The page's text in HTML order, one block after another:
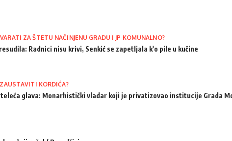
ZA ŠTETU NAČINJENU GRADU I JP KOMUNALNO?
Radnici nisu krivi, Senkić se zapetljala k'o pile u kučine
KORDIĆA?
teleća glava: Monarhistički vladar koji je privatizovao institucije Grada